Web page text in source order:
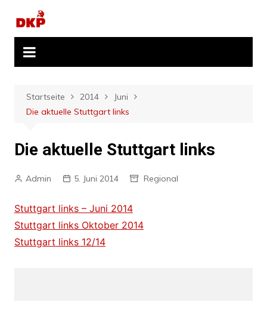
Inhalt
springen
Startseite 2014
Juni
Die aktuelle Stuttgart links
Die aktuelle Stuttgart links
Admin 5. Juni 2014 Regional
Stuttgart links – Juni 2014
Stuttgart links Oktober 2014
Stuttgart links 12/14